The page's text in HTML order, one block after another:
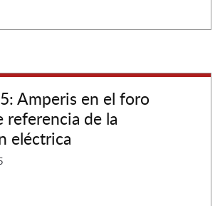
Amperis en el foro
referencia de la
eléctrica